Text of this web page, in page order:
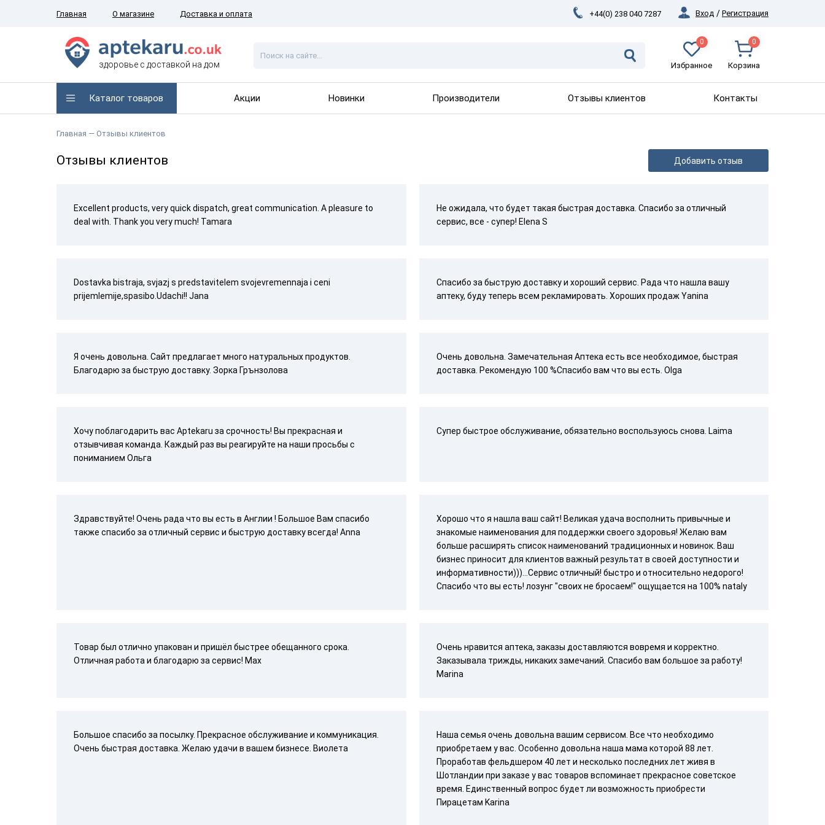
Главная О магазине Доставка и оплата +44(0) 238 040 7287 Вход / Регистрация
здоровье с доставкой на дом
0
Избранное
0
Корзина
Каталог товаров Акции Новинки Производители Отзывы клиентов Контакты
Главная — Отзывы клиентов
Отзывы клиентов Добавить отзыв
Excellent products, very quick dispatch, great communication. A pleasure to
deal with. Thank you very much! Tamara
Не ожидала, что будет такая быстрая доставка. Спасибо за отличный
сервис, все - супер! Elena S
Dostavka bistraja, svjazj s predstavitelem svojevremennaja i ceni
prijemlemije,spasibo.Udachi!! Jana
Спасибо за быструю доставку и хороший сервис. Рада что нашла вашу
аптеку, буду теперь всем рекламировать. Хороших продаж Yanina
Я очень довольна. Сайт предлагает много натуральных продуктов.
Благодарю за быструю доставку. Зорка Грънзолова
Очень довольна. Замечательная Аптека есть все необходимое, быстрая
доставка. Рекомендую 100 %Спасибо вам что вы есть. Olga
Хочу поблагодарить вас Aptekaru за срочность! Вы прекрасная и
отзывчивая команда. Каждый раз вы реагируйте на наши просьбы с
пониманием Ольга
Супер быстрое обслуживание, обязательно воспользуюсь снова. Laima
Здравствуйте! Очень рада что вы есть в Англии ! Большое Вам спасибо
также спасибо за отличный сервис и быструю доставку всегда! Anna
Хорошо что я нашла ваш сайт! Великая удача восполнить привычные и
знакомые наименования для поддержки своего здоровья! Желаю вам
больше расширять список наименований традиционных и новинок. Ваш
бизнес приносит для клиентов важный результат в своей доступности и
информативности)))...Сервис отличный! быстро и относительно недорого!
Спасибо что вы есть! лозунг "своих не бросаем!" ощущается на 100% nataly
Товар был отлично упакован и пришёл быстрее обещанного срока.
Отличная работа и благодарю за сервис! Max
Очень нравится аптека, заказы доставляются вовремя и корректно.
Заказывала трижды, никаких замечаний. Спасибо вам большое за работу!
Marina
Большое спасибо за посылку. Прекрасное обслуживание и коммуникация.
Очень быстрая доставка. Желаю удачи в вашем бизнесе. Виолета
Наша семья очень довольна вашим сервисом. Все что необходимо
приобретаем у вас. Особенно довольна наша мама которой 88 лет.
Проработав фельдшером 40 лет и несколько последних лет живя в
Шотландии при заказе у вас товаров вспоминает прекрасное советское
время. Единственный вопрос будет ли возможность приобрести
Пирацетам Karina